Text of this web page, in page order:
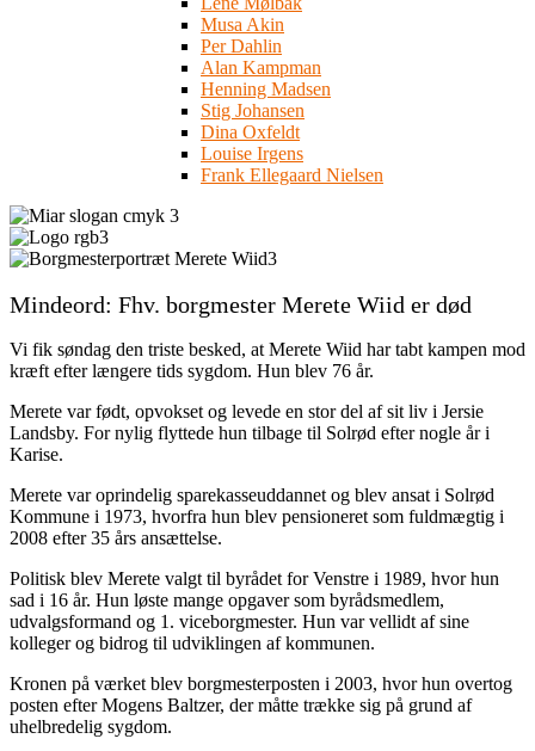
Musa Akin
Per Dahlin
Alan Kampman
Henning Madsen
Stig Johansen
Dina Oxfeldt
Louise Irgens
Frank Ellegaard Nielsen
Mindeord: Fhv. borgmester Merete Wiid er død
Vi fik søndag den triste besked, at Merete Wiid har tabt kampen mod
kræft efter længere tids sygdom. Hun blev 76 år.
Merete var født, opvokset og levede en stor del af sit liv i Jersie
Landsby. For nylig flyttede hun tilbage til Solrød efter nogle år i
Karise.
Merete var oprindelig sparekasseuddannet og blev ansat i Solrød
Kommune i 1973, hvorfra hun blev pensioneret som fuldmægtig i
2008 efter 35 års ansættelse.
Politisk blev Merete valgt til byrådet for Venstre i 1989, hvor hun
sad i 16 år. Hun løste mange opgaver som byrådsmedlem,
udvalgsformand og 1. viceborgmester. Hun var vellidt af sine
kolleger og bidrog til udviklingen af kommunen.
Kronen på værket blev borgmesterposten i 2003, hvor hun overtog
posten efter Mogens Baltzer, der måtte trække sig på grund af
uhelbredelig sygdom.